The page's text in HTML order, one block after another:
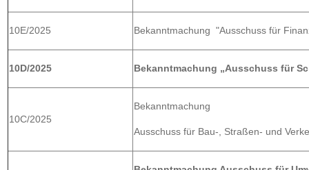
10E/2025 Bekanntmachung "Ausschuss für
10D/2025 Bekanntmachung „Ausschuss für
10C/2025
Bekanntmachung
Ausschuss für Bau-, Straßen- und